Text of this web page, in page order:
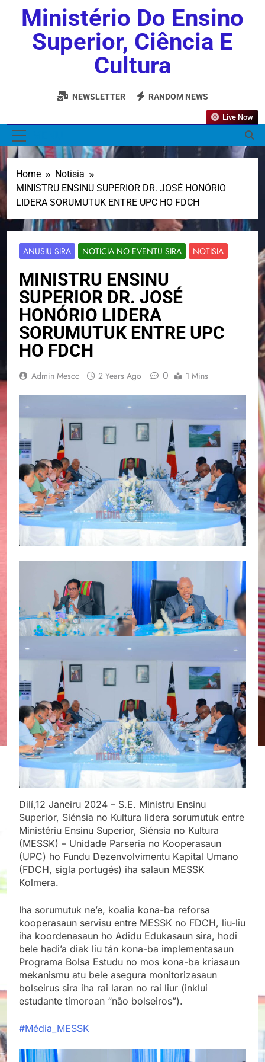
Ministério Do Ensino
Superior, Ciência E
Cultura
NEWSLETTER RANDOM NEWS
Live Now
Home
Notisia
MINISTRU ENSINU SUPERIOR DR. JOSÉ HONÓRIO
LIDERA SORUMUTUK ENTRE UPC HO FDCH
ANUSIU SIRA NOTICIA NO EVENTU SIRA NOTISIA
MINISTRU ENSINU
SUPERIOR DR. JOSÉ
HONÓRIO LIDERA
SORUMUTUK ENTRE UPC
HO FDCH
Admin Mescc 2 Years Ago 0 1 Mins
Dilí,12 Janeiru 2024 – S.E. Ministru Ensinu
Superior, Siénsia no Kultura lidera sorumutuk entre
Ministériu Ensinu Superior, Siénsia no Kultura
(MESSK) – Unidade Parseria no Kooperasaun
(UPC) ho Fundu Dezenvolvimentu Kapital Umano
(FDCH, sigla portugés) iha salaun MESSK
Kolmera.
Iha sorumutuk ne’e, koalia kona-ba reforsa
kooperasaun servisu entre MESSK no FDCH, liu-liu
iha koordenasaun ho Adidu Edukasaun sira, hodi
bele hadi’a diak liu tán kona-ba implementasaun
Programa Bolsa Estudu no mos kona-ba kriasaun
mekanismu atu bele asegura monitorizasaun
bolseirus sira iha rai laran no rai liur (inklui
estudante timoroan “não bolseiros”).
#Média_MESSK